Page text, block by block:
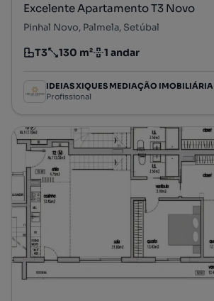
Excelente Apartamento T3 Novo
Pinhal Novo, Palmela, Setúbal
Tipologia
T3
Preço por metro quadrado
130 m²
Andar 1 andar
IDEIAS XIQUES MEDIAÇÃO IMOBILIÁRIA
Profissional